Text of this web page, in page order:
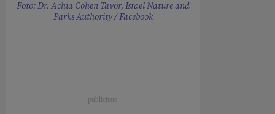
Foto: Dr. Achia Cohen Tavor, Israel Nature and
Parks Authority / Facebook